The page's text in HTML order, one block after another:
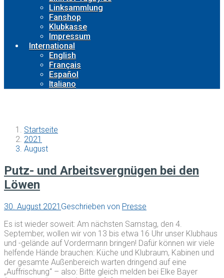
Linksammlung
Fanshop
Klubkasse
Impressum
International
English
Français
Español
Italiano
Startseite
2021
August
Putz- und Arbeitsvergnügen bei den
Löwen
30. August 2021 Geschrieben von Presse
Es ist wieder soweit: Am nächsten Samstag, den 4.
September, wollen wir von 13 bis etwa 16 Uhr unser Klubhaus
und -gelände auf Vordermann bringen! Dafür können wir viele
helfende Hände brauchen: Küche und Klubraum, Kabinen und
der gesamte Außenbereich warten dringend auf eine
„Auffrischung“ – also: Bitte gleich melden bei Elke Bayer